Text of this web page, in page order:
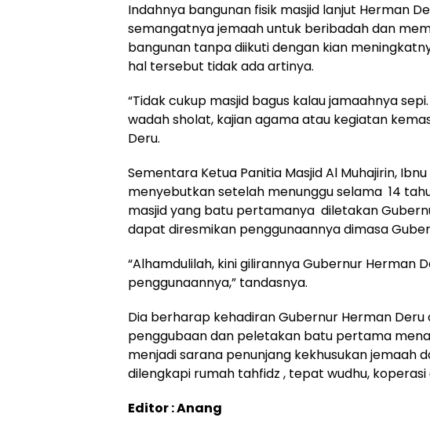
Indahnya bangunan fisik masjid lanjut Herman
semangatnya jemaah untuk beribadah dan
bangunan tanpa diikuti dengan kian
hal tersebut tidak ada artinya.
“Tidak cukup masjid bagus kalau jamaahnya
wadah sholat, kajian agama atau kegiatan
Deru.
Sementara Ketua Panitia Masjid Al Muhajirin,
menyebutkan setelah menunggu selama 14
masjid yang batu pertamanya diletakan
dapat diresmikan penggunaannya dimasa
“Alhamdulilah, kini gilirannya Gubernur Herman
penggunaannya,” tandasnya.
Dia berharap kehadiran Gubernur Herman
penggubaan dan peletakan batu pertama
menjadi sarana penunjang kekhusukan jemaah
dilengkapi rumah tahfidz , tepat wudhu, koperasi
Editor : Anang